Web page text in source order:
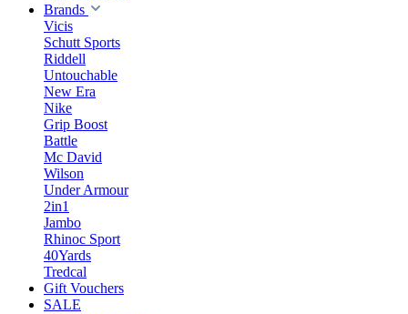
Brands
Vicis
Schutt Sports
Riddell
Untouchable
New Era
Nike
Grip Boost
Battle
Mc David
Wilson
Under Armour
2in1
Jambo
Rhinoc Sport
40Yards
Tredcal
Gift Vouchers
SALE